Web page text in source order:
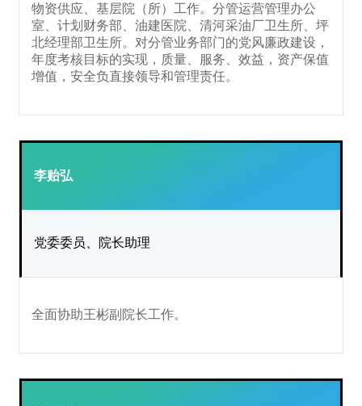
物资供应、基层院（所）工作。分管运营管理办公
室、计划财务部、油建医院、清河采油厂卫生所、坪
北经理部卫生所。对分管业务部门的党风廉政建设，
年度考核目标的实现，质量、服务、效益，资产保值
增值，安全负直接领导和管理责任。
李贻弘
党委委员、院长助理
全面协助王彬副院长工作。